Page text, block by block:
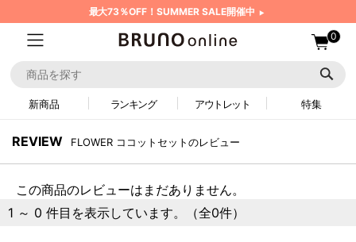
最大73％OFF！SUMMER SALE開催中
0
新商品 ランキング アウトレット 特集
REVIEW FLOWER ココットセットのレビュー
この商品のレビューはまだありません。
1 ～ 0 件目を表示しています。（全0件）